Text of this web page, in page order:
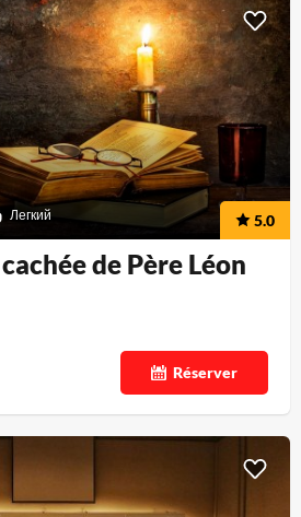
Легкий 5.0
de Père Léon
Réserver